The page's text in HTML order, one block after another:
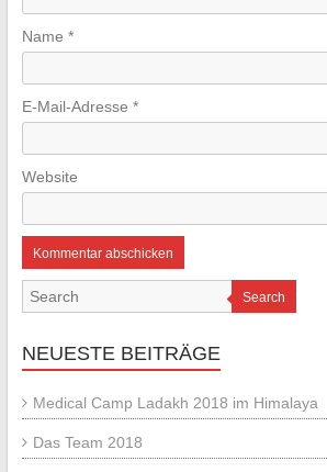
Name *
E-Mail-Adresse *
Website
Search
NEUESTE BEITRÄGE
Medical Camp Ladakh 2018 im Himalaya
Das Team 2018